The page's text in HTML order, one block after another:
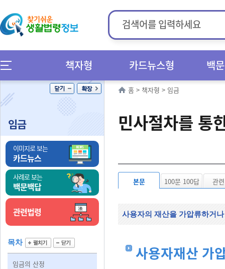
책자형 카드뉴스형 백
임금
이미지로 보는
카드뉴스
사례로 보는
백문백답
관련법령
목차
임금의 산정
홈 > 책자형 > 임금
민사절차를 통
본문 100문 100답 관
사용자의 재산을 가압류하거
사용자재산 가